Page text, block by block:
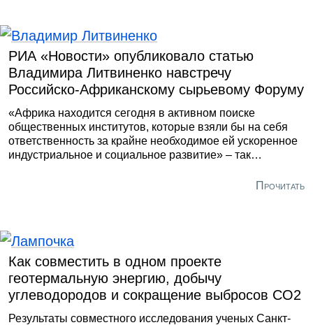
РИА «Новости» опубликовало статью
Владимира Литвиненко навстречу
Российско-Африканскому сырьевому Форуму
«Африка находится сегодня в активном поиске
общественных институтов, которые взяли бы на себя
ответственность за крайне необходимое ей ускоренное
индустриальное и социальное развитие» – так
горного университета императрицы Екатерины II
себе продолжать невыгодную для себя игру с нулевой
Поэтому делает ставку на Россию.
Прочитать
Как совместить в одном проекте
геотермальную энергию, добычу
углеводородов и сокращение выбросов CO2
Результаты совместного исследования ученых Санкт-